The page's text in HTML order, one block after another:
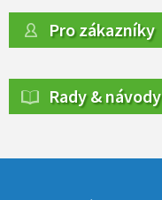
Pro zákazníky
Rady & návody